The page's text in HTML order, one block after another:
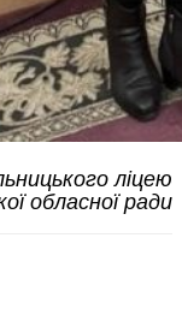
ліцею
обласної ради